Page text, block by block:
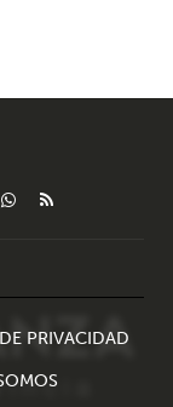
PRIVACIDAD